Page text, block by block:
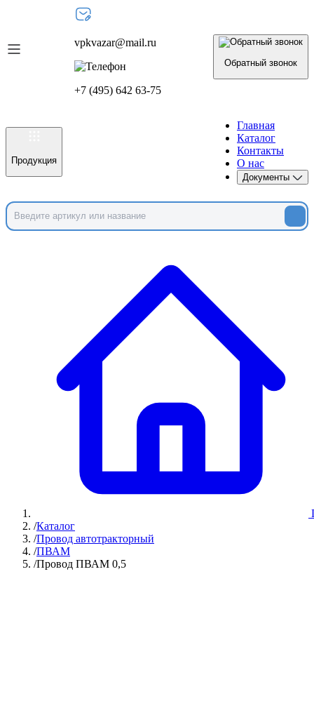
vpkvazar@mail.ru
+7 (495) 642 63-75
Обратный звонок
Продукция
Главная
Каталог
Контакты
О нас
Документы
/Каталог
/Провод автотракторный
/ПВАМ
/Провод ПВАМ 0,5